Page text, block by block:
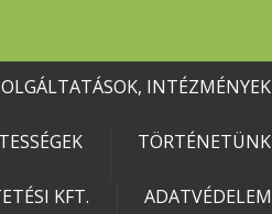
INTÉZMÉNYEK
TÖRTÉNETÜNK
KFT. ADATVÉDELEM